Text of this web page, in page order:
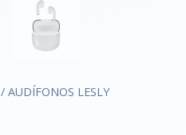
/ AUDÍFONOS LESLY